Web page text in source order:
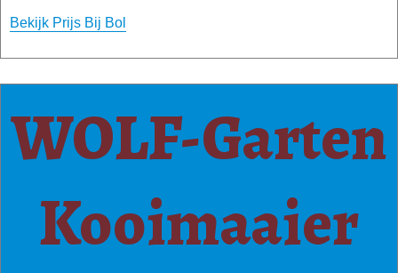
Bekijk Prijs Bij Bol
WOLF-Garten
Kooimaaier